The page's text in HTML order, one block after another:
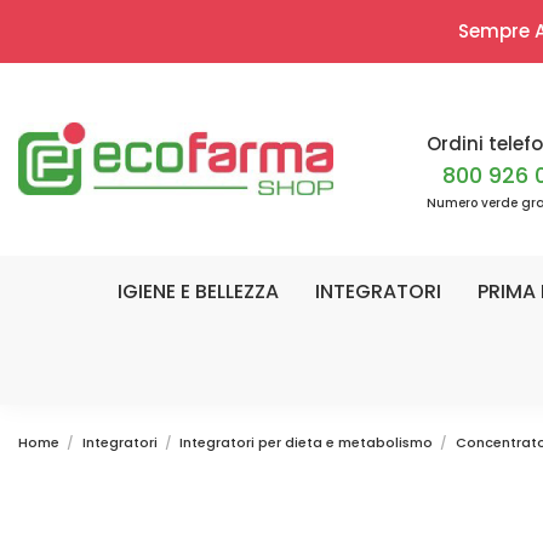
Sempre
Ordini
800 926
Numero verde
IGIENE E BELLEZZA INTEGRATORI PRIMA
Home Integratori Integratori per dieta e metabolismo